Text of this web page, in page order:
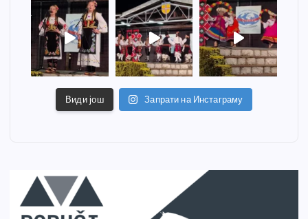
Види још Запрати на Инстаграму